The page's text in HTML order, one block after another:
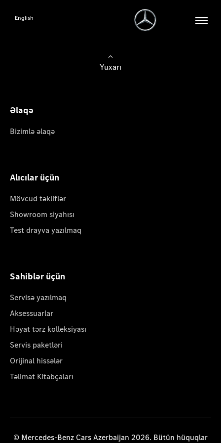
English
Yuxarı
Əlaqə
Bizimlə əlaqə
Alıcılar üçün
Mövcud təkliflər
Showroom siyahısı
Test drayva yazılmaq
Sahiblər üçün
Servisə yazılmaq
Aksessuarlar
Həyat tərz kolleksiyası
Servis paketləri
Orijinal hissələr
Təlimat Kitabçaları
© Mercedes-Benz Cars Azerbaijan 2026. Bütün hüquqlar